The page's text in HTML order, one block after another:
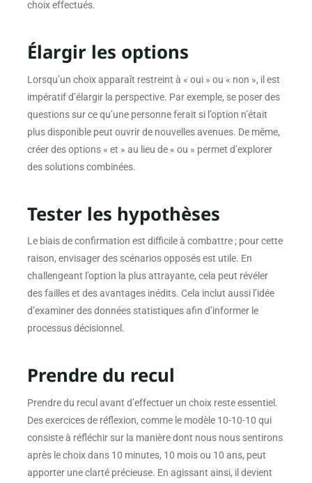
choix effectués.
Élargir les options
Lorsqu’un choix apparaît restreint à « oui » ou « non », il est
impératif d’élargir la perspective. Par exemple, se poser des
questions sur ce qu’une personne ferait si l’option n’était
plus disponible peut ouvrir de nouvelles avenues. De même,
créer des options « et » au lieu de « ou » permet d’explorer
des solutions combinées.
Tester les hypothèses
Le biais de confirmation est difficile à combattre ; pour cette
raison, envisager des scénarios opposés est utile. En
challengeant l’option la plus attrayante, cela peut révéler
des failles et des avantages inédits. Cela inclut aussi l’idée
d’examiner des données statistiques afin d’informer le
processus décisionnel.
Prendre du recul
Prendre du recul avant d’effectuer un choix reste essentiel.
Des exercices de réflexion, comme le modèle 10-10-10 qui
consiste à réfléchir sur la manière dont nous nous sentirons
après le choix dans 10 minutes, 10 mois ou 10 ans, peut
apporter une clarté précieuse. En agissant ainsi, il devient